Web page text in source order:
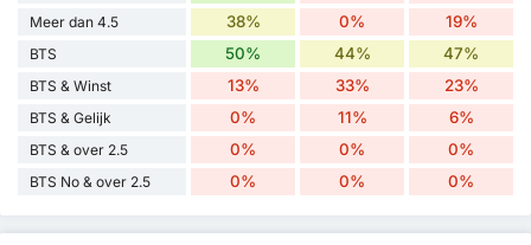
Meer dan 4.5 38% 0% 19%
BTS 50% 44% 47%
BTS & Winst 13% 33% 23%
BTS & Gelijk 0% 11% 6%
BTS & over 2.5 0% 0% 0%
BTS No & over 2.5 0% 0% 0%